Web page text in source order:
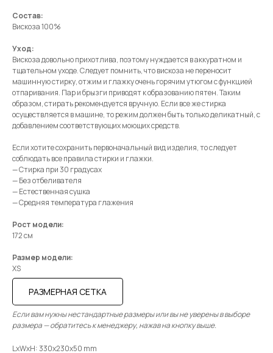
Состав:
Вискоза 100%
Уход:
Вискоза довольно прихотлива, поэтому нуждается в аккуратном и
тщательном уходе. Следует помнить, что вискоза не переносит
машинную стирку, отжим и глажку очень горячим утюгом с функцией
отпаривания. Пар и брызги приводят к образованию пятен. Таким
образом, стирать рекомендуется вручную. Если все же стирка
осуществляется в машине, то режим должен быть только деликатный, с
добавлением соответствующих моющих средств.
Если хотите сохранить первоначальный вид изделия, то следует
соблюдать все правила стирки и глажки.
— Стирка при 30 градусах
— Без отбеливателя
— Естественная сушка
— Средняя температура глажения
Рост модели:
172 см
Размер модели:
XS
РАЗМЕРНАЯ СЕТКА
Если вам нужны нестандартные размеры или вы не уверены в выборе
размера — обратитесь к менеджеру, нажав на кнопку выше.
LxWxH: 330x230x50 mm